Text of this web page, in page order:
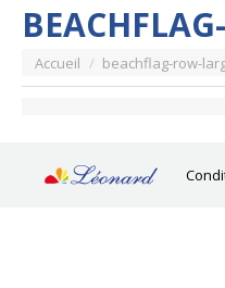
Vous êtes ici :
Accueil beachflag-row-